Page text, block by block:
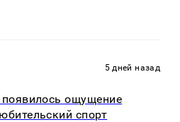
5 дней назад
ощущение
спорт